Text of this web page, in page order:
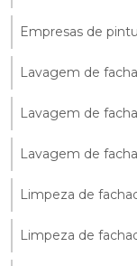
Empresas de
Lavagem de
Lavagem de
Lavagem de
Limpeza de
Limpeza de